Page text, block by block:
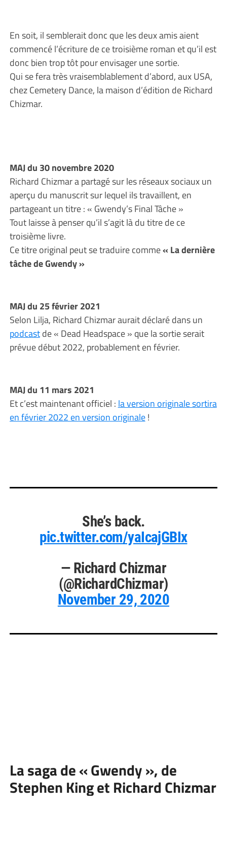
En soit, il semblerait donc que les deux amis aient
commencé l’écriture de ce troisième roman et qu’il est
donc bien trop tôt pour envisager une sortie.
Qui se fera très vraisemblablement d’abord, aux USA,
chez Cemetery Dance, la maison d’édition de Richard
Chizmar.
MAJ du 30 novembre 2020
Richard Chizmar a partagé sur les réseaux sociaux un
aperçu du manuscrit sur lequel ils travaillent, en
partageant un titre : « Gwendy’s Final Tâche »
Tout laisse à penser qu’il s’agit là du titre de ce
troisième livre.
Ce titre original peut se traduire comme« La dernière
tâche de Gwendy »
MAJ du 25 février 2021
Selon Lilja, Richard Chizmar aurait déclaré dans un
podcastde « Dead Headspace » que la sortie serait
prévue début 2022, probablement en février.
MAJ du 11 mars 2021
Et c’est maintenant officiel : la version originale sortira
en février 2022 en version originale!
She’s back.
pic.twitter.com/yaIcajGBIx
— Richard Chizmar
(@RichardChizmar)
November 29, 2020
La saga de « Gwendy », de
Stephen King et Richard Chizmar